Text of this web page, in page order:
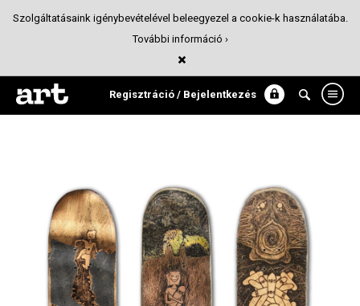
Regisztráció / Bejelentkezés
Az Én Mitológiája | The Daily Board
Design
Szolgáltatásaink igénybevételével beleegyezel a cookie-k használatába.
További információ ›